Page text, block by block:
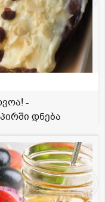
-
დნება